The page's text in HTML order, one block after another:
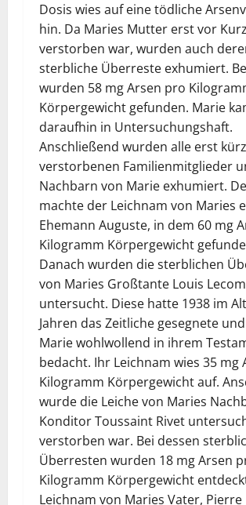
Dosis wies auf eine tödliche
hin. Da Maries Mutter erst vor
verstorben war, wurden auch
sterbliche Überreste exhumiert.
wurden 58 mg Arsen pro
Körpergewicht gefunden. Marie
daraufhin in Untersuchungshaft.
Anschließend wurden alle erst
verstorbenen Familienmitglieder
Nachbarn von Marie exhumiert.
machte der Leichnam von Maries
Ehemann Auguste, in dem 60 mg
Kilogramm Körpergewicht
Danach wurden die sterblichen
von Maries Großtante Louis
untersucht. Diese hatte 1938 im
Jahren das Zeitliche gesegnete
Marie wohlwollend in ihrem
bedacht. Ihr Leichnam wies 35 mg
Kilogramm Körpergewicht auf.
wurde die Leiche von Maries
Konditor Toussaint Rivet
verstorben war. Bei dessen
Überresten wurden 18 mg Arsen
Kilogramm Körpergewicht
Leichnam von Maries Vater, Pierre